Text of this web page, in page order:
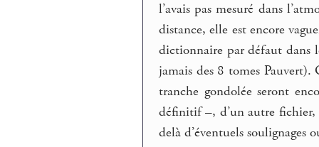
l’avais pas mesuré dans
distance, elle est encore
dictionnaire par défaut dans
jamais des 8 tomes
tranche gondolée seront
définitif –, d’un autre fichier,
delà d’éventuels soulignages